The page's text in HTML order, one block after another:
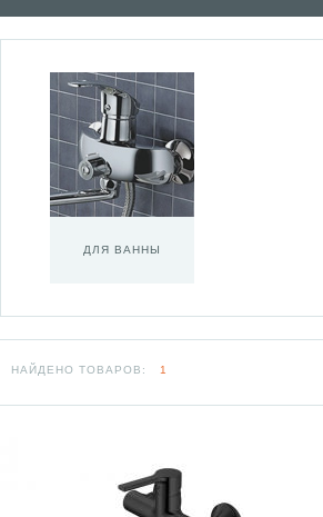
ДЛЯ ВАННЫ
НАЙДЕНО ТОВАРОВ: 1